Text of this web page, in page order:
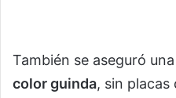
También se aseguró una
color guinda, sin placas